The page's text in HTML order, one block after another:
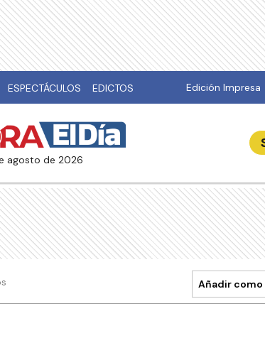
ESPECTÁCULOS EDICTOS Edición Impresa
agosto de 2026
Añadir